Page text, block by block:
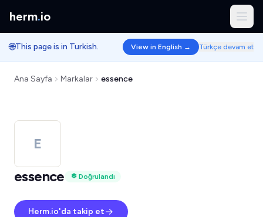
herm.io
🌐This page is in Turkish. View in English → Türkçe devam et
Ana Sayfa Markalar essence
E
essence
Doğrulandı
Herm.io'da takip et